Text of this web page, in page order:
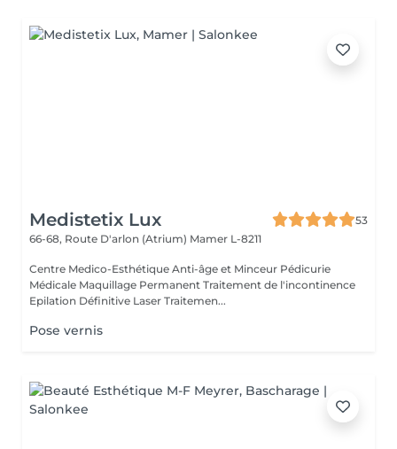
Medistetix Lux
53
66-68, Route D'arlon (Atrium) Mamer L-8211
Centre Medico-Esthétique Anti-âge et Minceur Pédicurie
Médicale Maquillage Permanent Traitement de l'incontinence
Epilation Définitive Laser Traitemen...
Pose vernis